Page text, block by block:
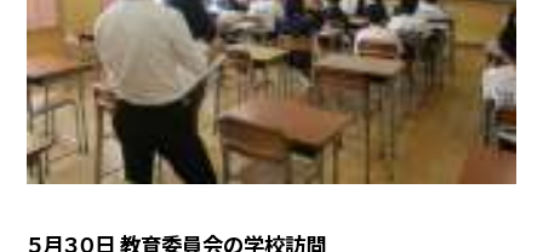
５月３０日 教育委員会の学校訪問